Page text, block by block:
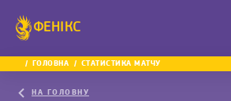
ФЕНІКС
ГОЛОВНА СТАТИСТИКА МАТЧУ
НА ГОЛОВНУ